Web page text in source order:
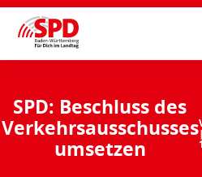
SPD: Beschluss des
Verkehrsausschusses
umsetzen